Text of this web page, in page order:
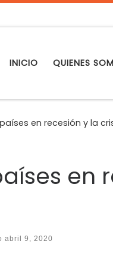
INICIO QUIENES
países en recesión y la
abril 9, 2020